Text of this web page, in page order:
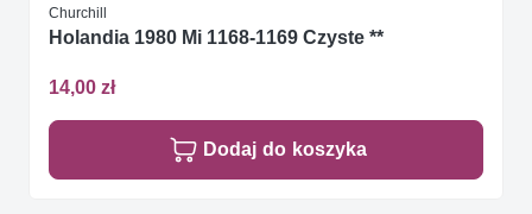
Churchill
Holandia 1980 Mi 1168-1169 Czyste **
14,00 zł
Dodaj do koszyka